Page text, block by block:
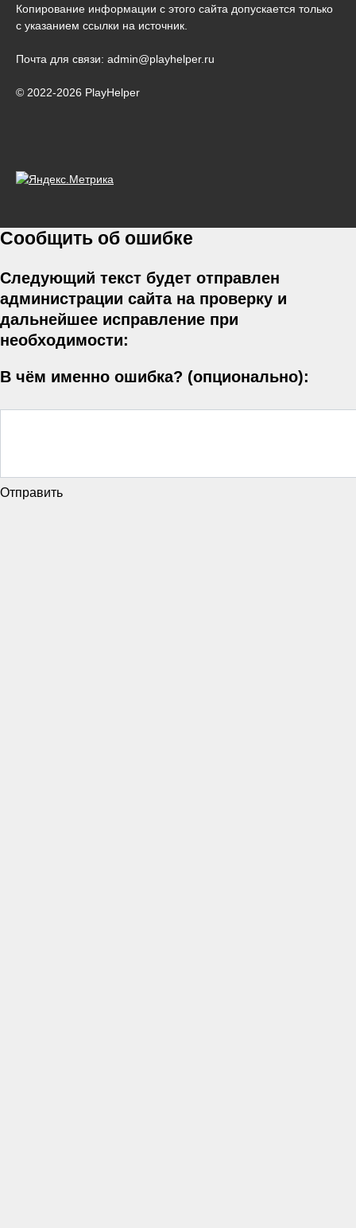
Копирование информации с этого сайта допускается только
с указанием ссылки на источник.
Почта для связи: admin@playhelper.ru
© 2022-2026 PlayHelper
Сообщить об ошибке
Следующий текст будет отправлен
администрации сайта на проверку и
дальнейшее исправление при
необходимости:
В чём именно ошибка? (опционально):
Отправить